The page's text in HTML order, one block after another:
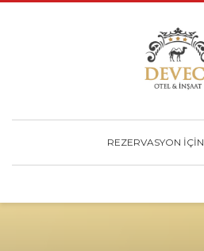
REZERVASYON İÇİN